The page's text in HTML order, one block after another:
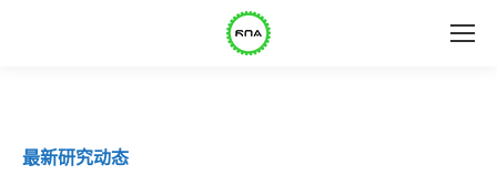
最新研究动态